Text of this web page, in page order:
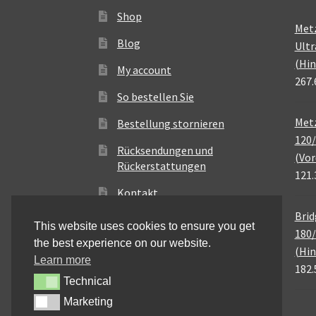
Shop
Blog
My account
So bestellen Sie
Bestellung stornieren
Rücksendungen und
Rückerstattungen
Kontakt
This website uses cookies to ensure you get
the best experience on our website.
Learn more
TechnicalTechnical
MarketingMarketing